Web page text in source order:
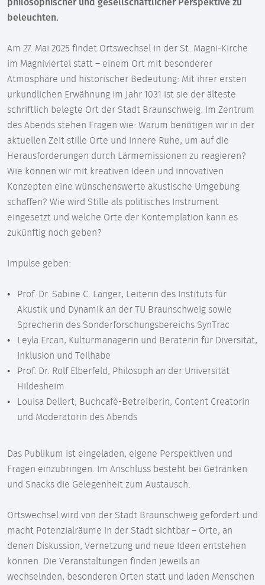
philosophischer und gesellschaftlicher Perspektive zu
beleuchten.
Am 27. Mai 2025 findet Ortswechsel in der St. Magni-Kirche
im Magniviertel statt – einem Ort mit besonderer
Atmosphäre und historischer Bedeutung: Mit ihrer ersten
urkundlichen Erwähnung im Jahr 1031 ist sie der älteste
schriftlich belegte Ort der Stadt Braunschweig. Im Zentrum
des Abends stehen Fragen wie: Warum benötigen wir in der
aktuellen Zeit stille Orte und innere Ruhe, um auf die
Herausforderungen durch Lärmemissionen zu reagieren?
Wie können wir mit kreativen Ideen und innovativen
Konzepten eine wünschenswerte akustische Umgebung
schaffen? Wie wird Stille als politisches Instrument
eingesetzt und welche Orte der Kontemplation kann es
zukünftig noch geben?
Impulse geben:
Prof. Dr. Sabine C. Langer, Leiterin des Instituts für
Akustik und Dynamik an der TU Braunschweig sowie
Sprecherin des Sonderforschungsbereichs SynTrac
Leyla Ercan, Kulturmanagerin und Beraterin für Diversität,
Inklusion und Teilhabe
Prof. Dr. Rolf Elberfeld, Philosoph an der Universität
Hildesheim
Louisa Dellert, Buchcafé-Betreiberin, Content Creatorin
und Moderatorin des Abends
Das Publikum ist eingeladen, eigene Perspektiven und
Fragen einzubringen. Im Anschluss besteht bei Getränken
und Snacks die Gelegenheit zum Austausch.
Ortswechsel wird von der Stadt Braunschweig gefördert und
macht Potenzialräume in der Stadt sichtbar – Orte, an
denen Diskussion, Vernetzung und neue Ideen entstehen
können. Die Veranstaltungen finden jeweils an
wechselnden, besonderen Orten statt und laden Menschen